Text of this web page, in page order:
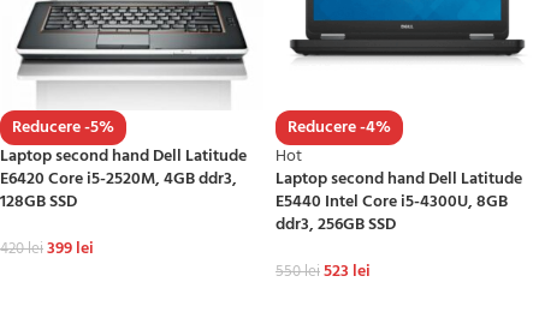
Reducere -5%
Laptop second hand Dell Latitude
E6420 Core i5-2520M, 4GB ddr3,
128GB SSD
420lei399lei
Reducere -4%
Hot
Laptop second hand Dell Latitude
E5440 Intel Core i5-4300U, 8GB
ddr3, 256GB SSD
550lei523 lei